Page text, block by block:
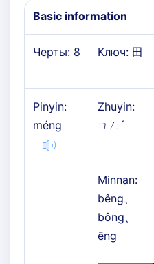
Basic information
Черты: 8 Ключ: 田
Pinyin:
méng
Zhuyin:
ㄇㄥˊ
Minnan:
bêng、
bông、
ēng